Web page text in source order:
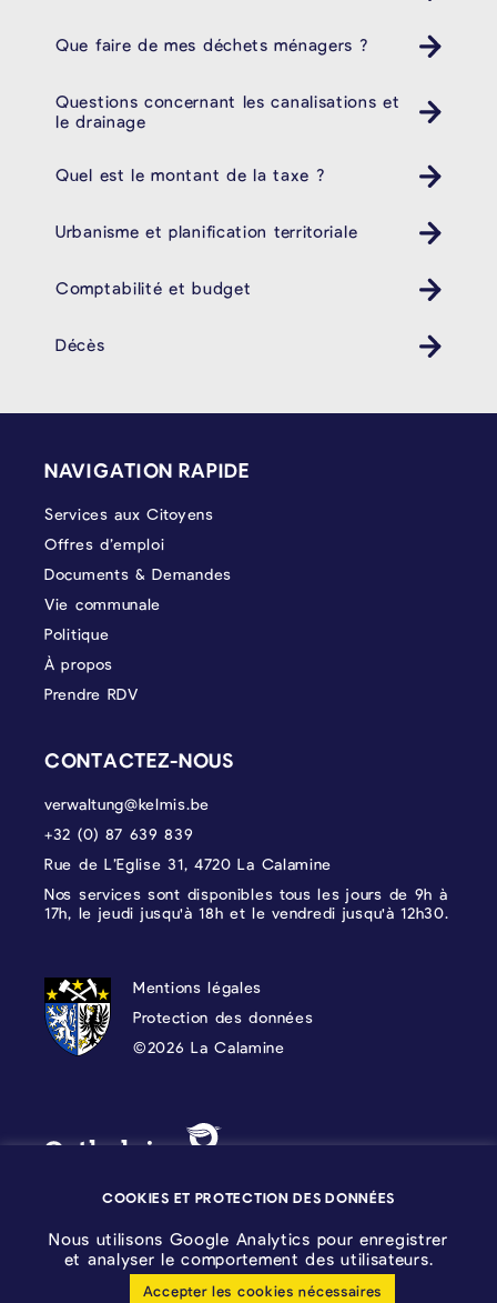
Que faire de mes déchets ménagers ?
Poubelle Müll
Questions concernant les canalisations et
le drainage
Quel est le montant de la taxe ?
Urbanisme et planification territoriale
Comptabilité et budget
Décès
NAVIGATION RAPIDE
Services aux Citoyens
Offres d’emploi
Documents & Demandes
Vie communale
Politique
À propos
Prendre RDV
CONTACTEZ-NOUS
verwaltung@kelmis.be
+32 (0) 87 639 839
Rue de L’Eglise 31, 4720 La Calamine
Nos services sont disponibles tous les jours de 9h à
17h, le jeudi jusqu'à 18h et le vendredi jusqu'à 12h30.
PROTECTION DES DONNÉES, MENTIONS
Mentions légales
Protection des données
©2026 La Calamine
Configuration des cookies
COOKIES ET PROTECTION DES DONNÉES
Nous utilisons Google Analytics pour enregistrer
et analyser le comportement des utilisateurs.
Accepter les cookies nécessaires